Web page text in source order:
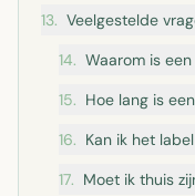
13. Veelgestelde
14. Waarom is
15. Hoe lang is
16. Kan ik het
17. Moet ik thuis